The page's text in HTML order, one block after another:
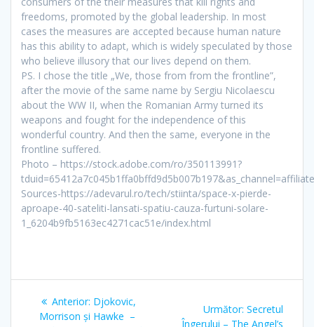
freedoms, promoted by the global leadership. In most
cases the measures are accepted because human nature
has this ability to adapt, which is widely speculated by those
who believe illusory that our lives depend on them.
PS. I chose the title „We, those from from the frontline”,
after the movie of the same name by Sergiu Nicolaescu
about the WW II, when the Romanian Army turned its
weapons and fought for the independence of this
wonderful country. And then the same, everyone in the
frontline suffered.
Photo – https://stock.adobe.com/ro/350113991?
Sources-https://adevarul.ro/tech/stiinta/space-x-pierde-
aproape-40-sateliti-lansati-spatiu-cauza-furtuni-solare-
1_6204b9fb5163ec4271cac51e/index.html
Navigare
Anterior: Articolul
anterior:
Djokovic,
Morrison şi Hawke –
Următor: Articolul
următor:
Secretul
Îngerului – The Angel’s